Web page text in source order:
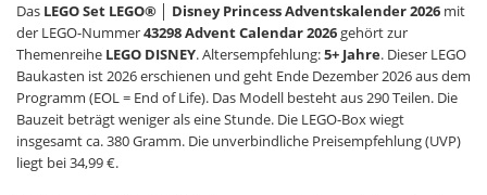
Das LEGO Set LEGO® │ Disney Princess Adventskalender 2026 mit
der LEGO-Nummer43298 Advent Calendar 2026gehört zur
Themenreihe LEGO DISNEY. Altersempfehlung:5+ Jahre. Dieser LEGO
Baukasten ist 2026 erschienen und geht Ende Dezember 2026 aus dem
Programm (EOL = End of Life). Das Modell besteht aus 290 Teilen. Die
Bauzeit beträgt weniger als eine Stunde. Die LEGO-Box wiegt
insgesamt ca. 380 Gramm. Die unverbindliche Preisempfehlung (UVP)
liegt bei 34,99 €.